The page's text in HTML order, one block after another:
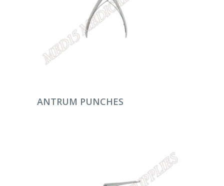
DEVAMINI OKU
ANTRUM PUNCHES